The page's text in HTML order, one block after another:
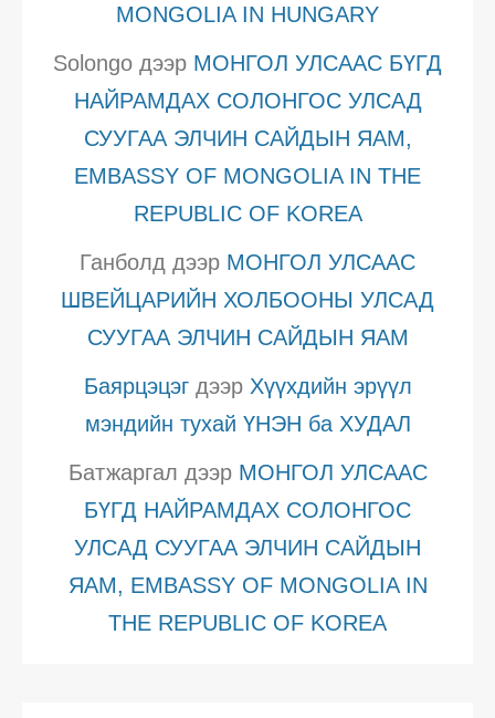
MONGOLIA IN HUNGARY
Solongo дээр МОНГОЛ УЛСААС БҮГД
НАЙРАМДАХ СОЛОНГОС УЛСАД
СУУГАА ЭЛЧИН САЙДЫН ЯАМ,
EMBASSY OF MONGOLIA IN THE
REPUBLIC OF KOREA
Ганболд дээр МОНГОЛ УЛСААС
ШВЕЙЦАРИЙН ХОЛБООНЫ УЛСАД
СУУГАА ЭЛЧИН САЙДЫН ЯАМ
Баярцэцэгдээр Хүүхдийн эрүүл
мэндийн тухай ҮНЭН ба ХУДАЛ
Батжаргал дээр МОНГОЛ УЛСААС
БҮГД НАЙРАМДАХ СОЛОНГОС
УЛСАД СУУГАА ЭЛЧИН САЙДЫН
ЯАМ, EMBASSY OF MONGOLIA IN
THE REPUBLIC OF KOREA